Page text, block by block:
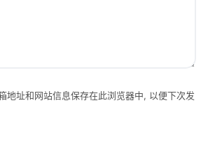
地址和网站信息保存在此浏览器中, 以便下次发